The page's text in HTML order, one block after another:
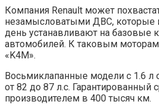
Компания Renault может
незамысловатыми ДВС, которые
день устанавливают на базовые
автомобилей. К таковым моторам
«K4M».
Восьмиклапанные модели с 1.6
от 82 до 87 л.с.
производителем в 400 тысяч км.